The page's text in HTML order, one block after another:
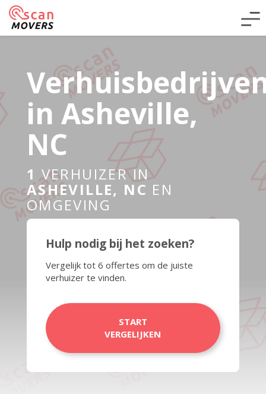
in Asheville,
NC
1 VERHUIZER IN
ASHEVILLE, NC EN
OMGEVING
Hulp nodig bij het zoeken?
Vergelijk tot 6 offertes om de juiste
verhuizer te vinden.
START
VERGELIJKEN